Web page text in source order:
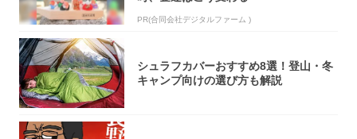
PR(合同会社デジタルファーム )
シュラフカバーおすすめ8選！登山・冬
キャンプ向けの選び方も解説